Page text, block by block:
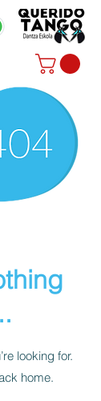
looking for.
home.